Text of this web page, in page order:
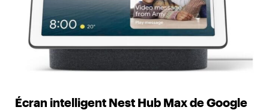
Écran intelligent Nest Hub Max de Google